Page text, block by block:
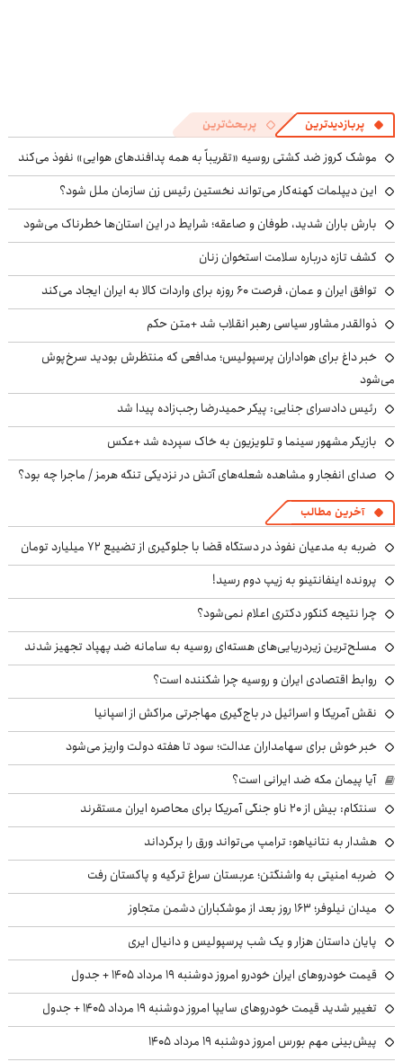
پربازدیدترین پربحث‌ترین
موشک کروز ضد کشتی روسیه «تقریباً به همه پدافندهای هوایی» نفوذ می‌کند
این دیپلمات کهنه‌کار می‌تواند نخستین رئیس زن سازمان ملل شود؟
بارش باران شدید، طوفان و صاعقه؛ شرایط در این استان‌ها خطرناک می‌شود
کشف تازه درباره سلامت استخوان زنان
توافق ایران و عمان، فرصت ۶۰ روزه برای واردات کالا به ایران ایجاد می‌کند
ذوالقدر مشاور سیاسی رهبر انقلاب شد +متن حکم
خبر داغ برای هواداران پرسپولیس؛ مدافعی که منتظرش بودید سرخ‌پوش
می‌شود
رئیس دادسرای جنایی: پیکر حمیدرضا رجب‌زاده پیدا شد
بازیگر مشهور سینما و تلویزیون به خاک سپرده شد +عکس
صدای انفجار و مشاهده شعله‌های آتش در نزدیکی تنگه هرمز / ماجرا چه بود؟
آخرین مطالب
ضربه به مدعیان نفوذ در دستگاه قضا با جلوگیری از تضییع ۷۲ میلیارد تومان
پرونده اینفانتینو به زیپ دوم رسید!
چرا نتیجه کنکور دکتری اعلام نمی‌شود؟
مسلح‌ترین زیردریایی‌های هسته‌ای روسیه به سامانه ضد پهپاد تجهیز شدند
روابط اقتصادی ایران و روسیه چرا شکننده است؟
نقش آمریکا و اسرائیل در باج‌گیری مهاجرتی مراکش از اسپانیا
خبر خوش برای سهامداران عدالت؛ سود تا هفته دولت واریز می‌شود
آیا پیمان مکه ضد ایرانی است؟
سنتکام: بیش از ۲۰ ناو جنگی آمریکا برای محاصره ایران مستقرند
هشدار به نتانیاهو: ترامپ می‌تواند ورق را برگرداند
ضربه امنیتی به واشنگتن؛ عربستان سراغ ترکیه و پاکستان رفت
میدان نیلوفر؛ ۱۶۳ روز بعد از موشکباران دشمن متجاوز
پایان داستان هزار و یک شب پرسپولیس و دانیال ایری
قیمت خودروهای ایران خودرو امروز دوشنبه ۱۹ مرداد ۱۴۰۵ + جدول
تغییر شدید قیمت خودروهای سایپا امروز دوشنبه ۱۹ مرداد ۱۴۰۵ + جدول
پیش‌بینی مهم بورس امروز دوشنبه ۱۹ مرداد ۱۴۰۵